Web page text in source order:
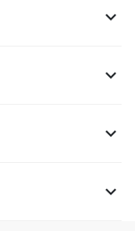



